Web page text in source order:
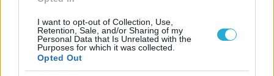
I want to opt-out of Collection, Use,
Retention, Sale, and/or Sharing of my
Personal Data that Is Unrelated with the
Purposes for which it was collected.
Opted Out